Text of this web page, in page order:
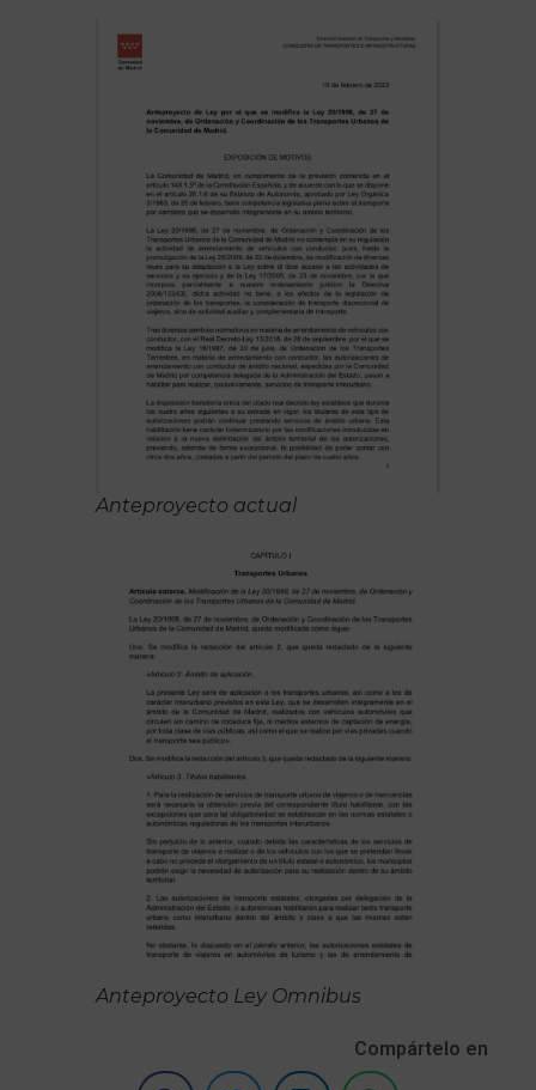
Anteproyecto actual
Anteproyecto Ley Omnibus
Compártelo en